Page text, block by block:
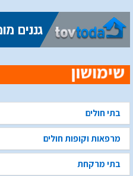
בתי חולים
מרפאות וקופות חולים
בתי מרקחת